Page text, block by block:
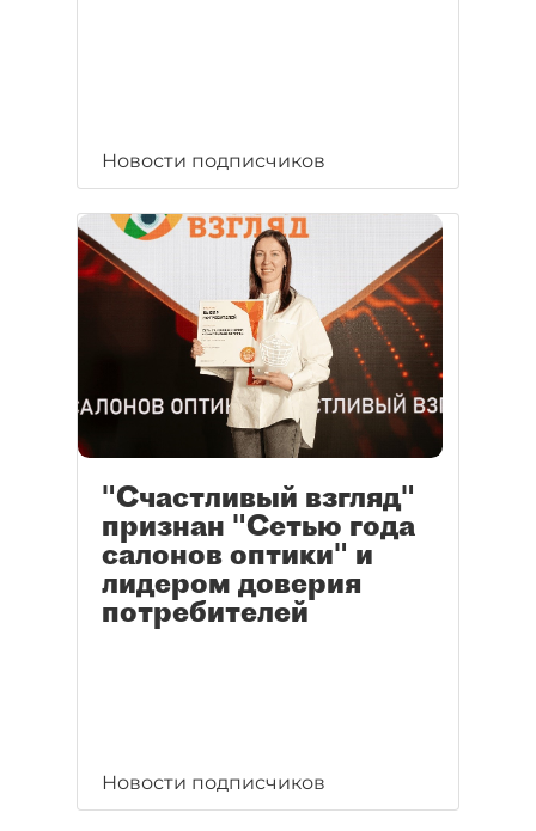
Новости подписчиков
"Счастливый взгляд"
признан "Сетью года
салонов оптики" и
лидером доверия
потребителей
Новости подписчиков